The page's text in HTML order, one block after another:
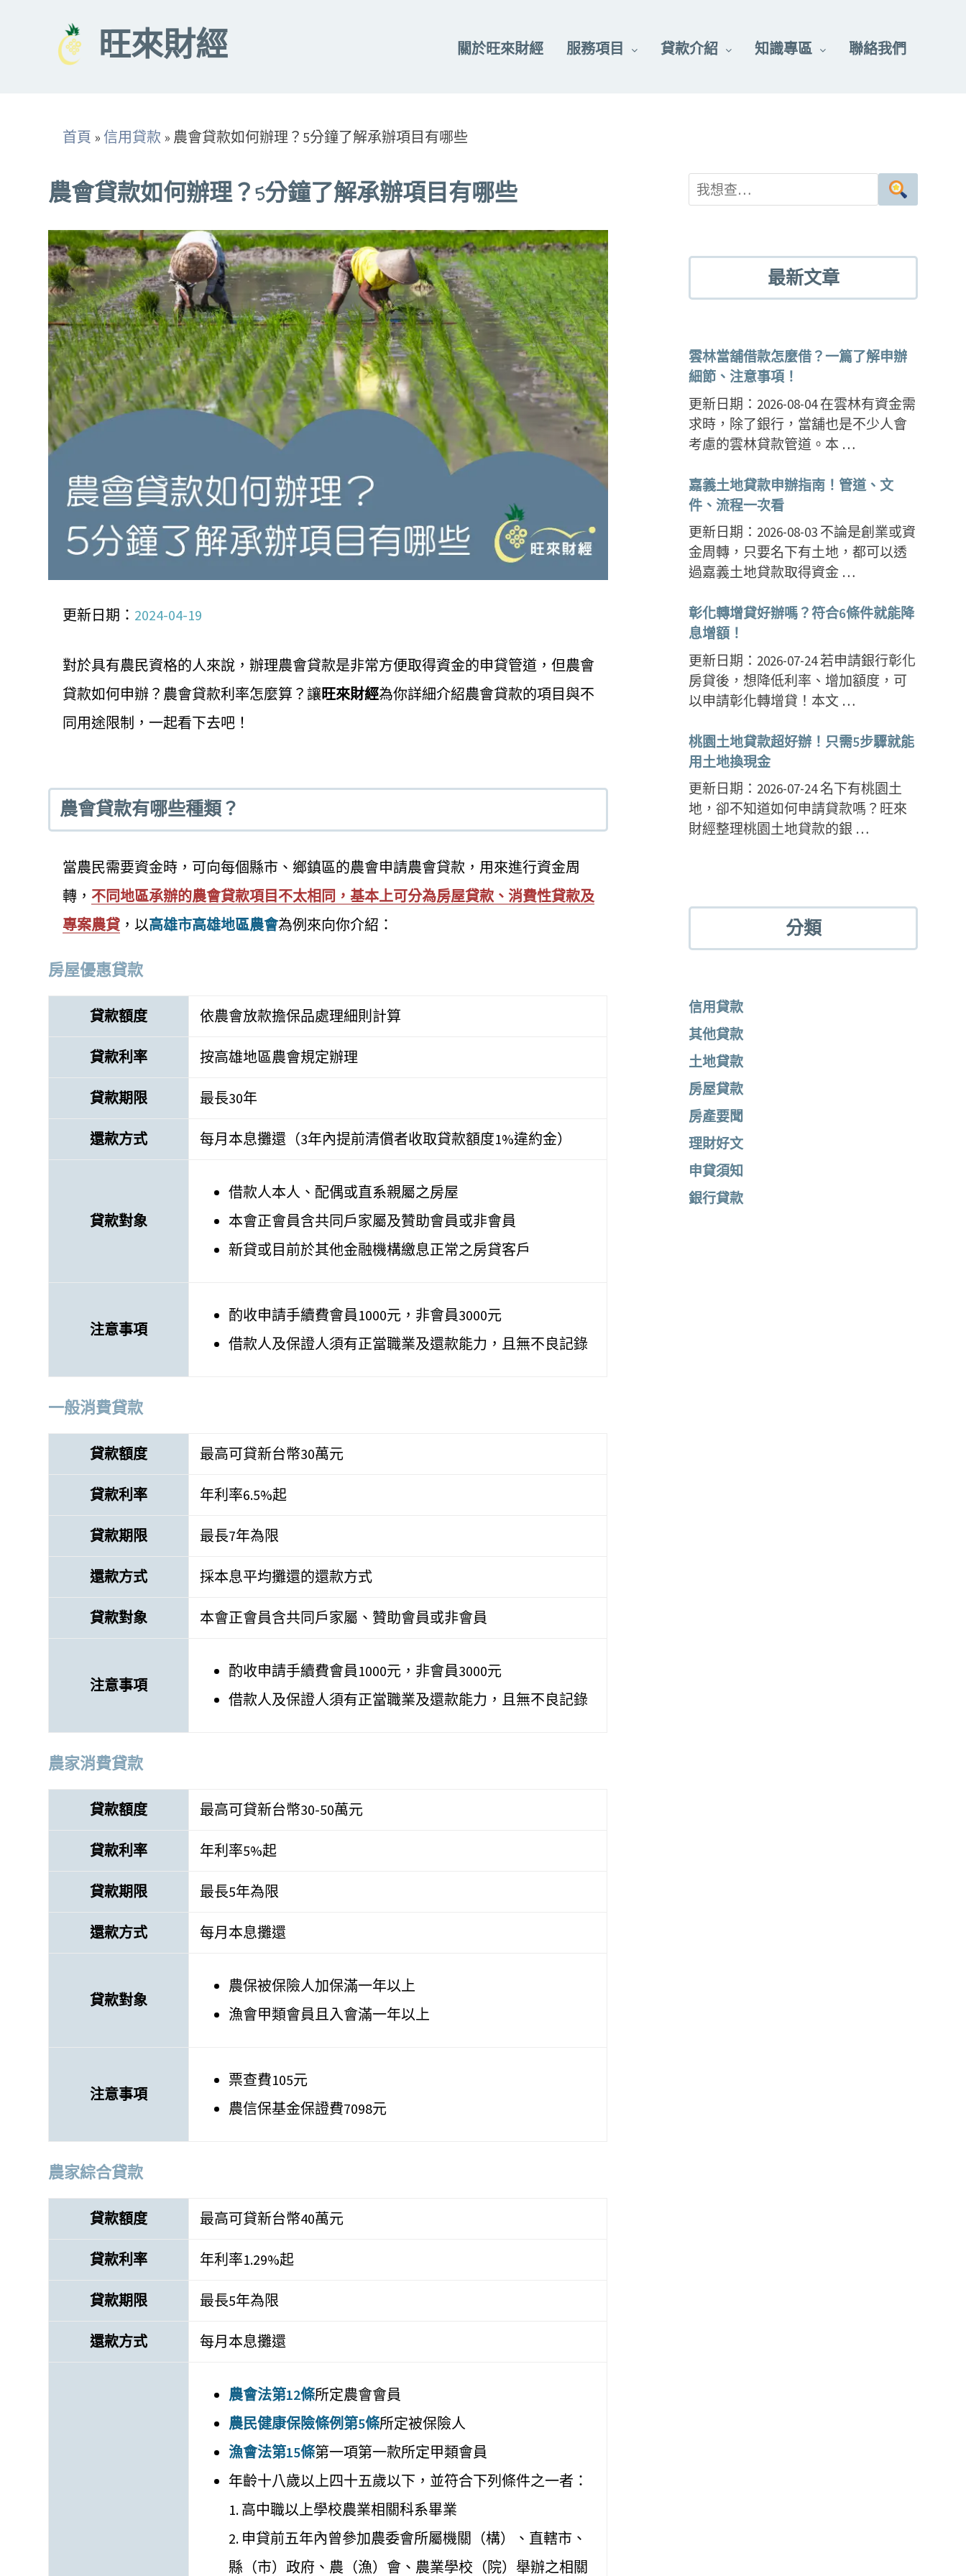
旺來財經 關於旺來財經 服務項目 貸款介紹 知識專區 聯絡我們
首頁 » 信用貸款 » 農會貸款如何辦理？5分鐘了解承辦項目有哪些
農會貸款如何辦理？5分鐘了解承辦項目有哪些
更新日期： 2024-04-19
對於具有農民資格的人來說，辦理農會貸款是非常方便取得資金的申貸管道，但農會
貸款如何申辦？農會貸款利率怎麼算？讓旺來財經為你詳細介紹農會貸款的項目與不
同用途限制，一起看下去吧！
農會貸款有哪些種類？
當農民需要資金時，可向每個縣市、鄉鎮區的農會申請農會貸款，用來進行資金周
轉， 不同地區承辦的農會貸款項目不太相同，基本上可分為房屋貸款、消費性貸款及
專案農貸 ，以高雄市高雄地區農會為例來向你介紹：
房屋優惠貸款
貸款額度 依農會放款擔保品處理細則計算
貸款利率 按高雄地區農會規定辦理
貸款期限 最長30年
還款方式 每月本息攤還（3年內提前清償者收取貸款額度1%違約金）
貸款對象
借款人本人、配偶或直系親屬之房屋
本會正會員含共同戶家屬及贊助會員或非會員
新貸或目前於其他金融機構繳息正常之房貸客戶
注意事項
酌收申請手續費會員1000元，非會員3000元
借款人及保證人須有正當職業及還款能力，且無不良記錄
一般消費貸款
貸款額度 最高可貸新台幣30萬元
貸款利率 年利率6.5%起
貸款期限 最長7年為限
還款方式 採本息平均攤還的還款方式
貸款對象 本會正會員含共同戶家屬、贊助會員或非會員
注意事項
酌收申請手續費會員1000元，非會員3000元
借款人及保證人須有正當職業及還款能力，且無不良記錄
農家消費貸款
貸款額度 最高可貸新台幣30-50萬元
貸款利率 年利率5%起
貸款期限 最長5年為限
還款方式 每月本息攤還
貸款對象
農保被保險人加保滿一年以上
漁會甲類會員且入會滿一年以上
注意事項
票查費105元
農信保基金保證費7098元
農家綜合貸款
貸款額度 最高可貸新台幣40萬元
貸款利率 年利率1.29%起
貸款期限 最長5年為限
還款方式 每月本息攤還
農會法第12條所定農會會員
農民健康保險條例第5條所定被保險人
漁會法第15條第一項第一款所定甲類會員
年齡十八歲以上四十五歲以下，並符合下列條件之一者：
1. 高中職以上學校農業相關科系畢業
2. 申貸前五年內曾參加農委會所屬機關（構）、直轄市、
縣（市）政府、農（漁）會、農業學校（院）舉辦之相關
最新文章
雲林當舖借款怎麼借？一篇了解申辦
細節、注意事項！
更新日期：2026-08-04 在雲林有資金需
求時，除了銀行，當舖也是不少人會
考慮的雲林貸款管道。本 …
嘉義土地貸款申辦指南！管道、文
件、流程一次看
更新日期：2026-08-03 不論是創業或資
金周轉，只要名下有土地，都可以透
過嘉義土地貸款取得資金 …
彰化轉增貸好辦嗎？符合6條件就能降
息增額！
更新日期：2026-07-24 若申請銀行彰化
房貸後，想降低利率、增加額度，可
以申請彰化轉增貸！本文 …
桃園土地貸款超好辦！只需5步驟就能
用土地換現金
更新日期：2026-07-24 名下有桃園土
地，卻不知道如何申請貸款嗎？旺來
財經整理桃園土地貸款的銀 …
分類
信用貸款
其他貸款
土地貸款
房屋貸款
房產要聞
理財好文
申貸須知
銀行貸款